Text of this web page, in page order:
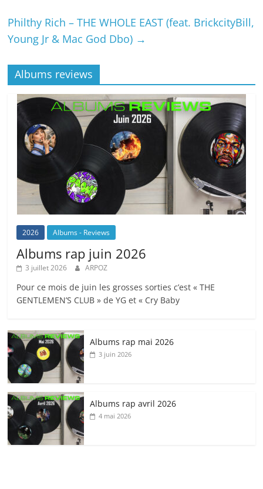
Philthy Rich – THE WHOLE EAST (feat. BrickcityBill,
Young Jr & Mac God Dbo) →
Albums reviews
2026 Albums - Reviews
Albums rap juin 2026
3 juillet 2026 ARPOZ
Pour ce mois de juin les grosses sorties c’est « THE
GENTLEMEN’S CLUB » de YG et « Cry Baby
Albums rap mai 2026
3 juin 2026
Albums rap avril 2026
4 mai 2026